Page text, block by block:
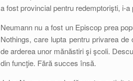
a fost provincial pentru redemptorişti, i-
Neumann nu a fost un Episcop prea
Nothings, care lupta pentru privarea
de arderea unor mănăstiri şi şcoli.
din funcţie. Fără succes însă.